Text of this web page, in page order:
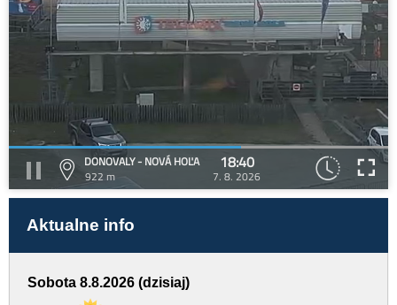
DONOVALY - NOVÁ HOĽA
922 m
18:40
7. 8. 2026
Aktualne info
Sobota 8.8.2026 (dzisiaj)